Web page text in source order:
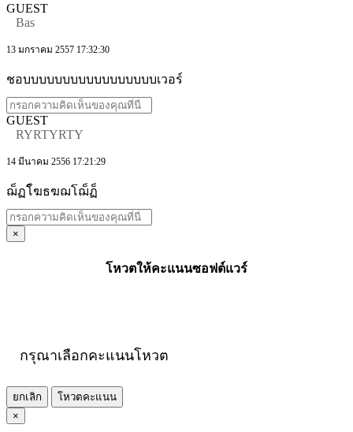
GUEST
Bas
13 มกราคม 2557 17:32:30
ชอบบบบบบบบบบบบบบบบบเวอร์
GUEST
RYRTYRTY
14 มีนาคม 2556 17:21:29
ฌ็ฏโ็ฆธฆฌโฌ็ฏ็
×
โหวตให้คะแนนซอฟต์แวร์
กรุณาเลือกคะแนนโหวต
ยกเลิก
โหวตคะแนน
×